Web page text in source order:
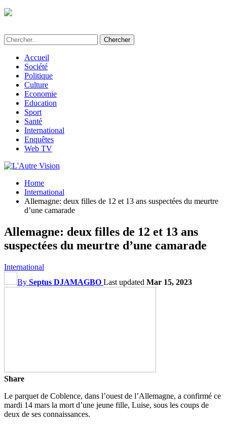
Accueil
Société
Politique
Culture
Economie
Education
Sport
Santé
International
Enquêtes
Web TV
Home
International
Allemagne: deux filles de 12 et 13 ans suspectées du meurtre
d’une camarade
Allemagne: deux filles de 12 et 13 ans
suspectées du meurtre d’une camarade
International
By Septus DJAMAGBO Last updated Mar 15, 2023
Share
Le parquet de Coblence, dans l’ouest de l’Allemagne, a confirmé ce
mardi 14 mars la mort d’une jeune fille, Luise, sous les coups de
deux de ses connaissances.